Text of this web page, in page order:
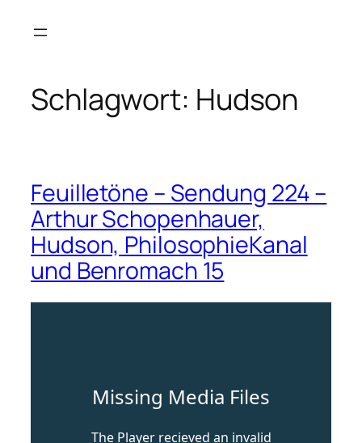
Inhalt
Schlagwort: Hudson
Feuilletöne – Sendung 224 –
Arthur Schopenhauer,
Hudson, PhilosophieKanal
und Benromach 15